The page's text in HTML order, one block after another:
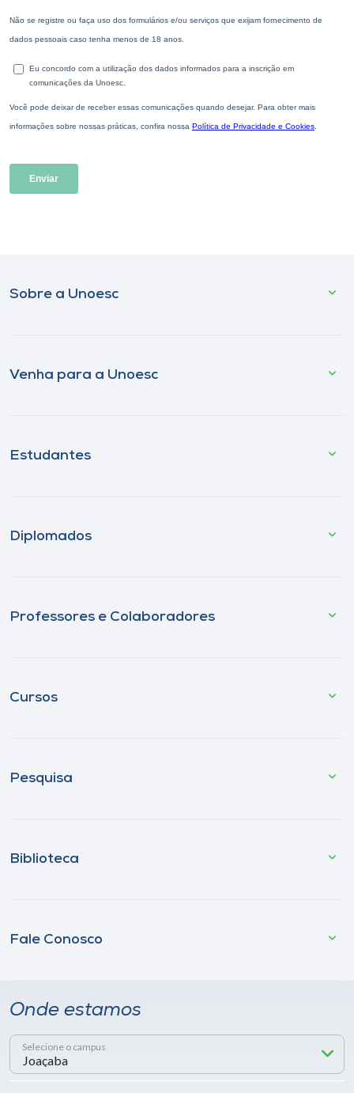
Sobre a Unoesc
Venha para a Unoesc
Estudantes
Diplomados
Professores e Colaboradores
Cursos
Pesquisa
Biblioteca
Fale Conosco
Onde estamos
Selecione o campus